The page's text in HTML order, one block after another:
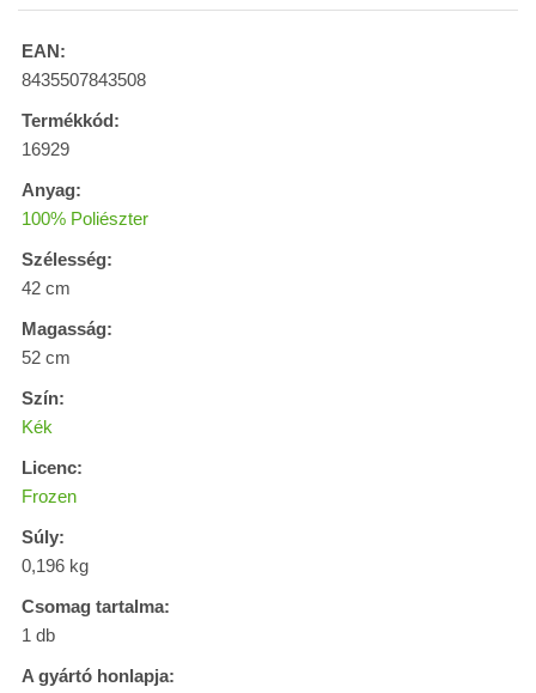
EAN:
8435507843508
Termékkód:
16929
Anyag:
100% Poliészter
Szélesség:
42 cm
Magasság:
52 cm
Szín:
Kék
Licenc:
Frozen
Súly:
0,196 kg
Csomag tartalma:
1 db
A gyártó honlapja: